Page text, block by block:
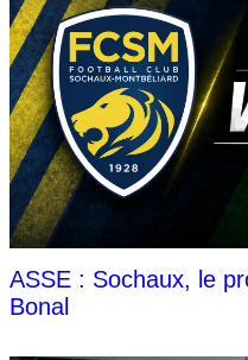
ASSE : Sochaux, le
Bonal